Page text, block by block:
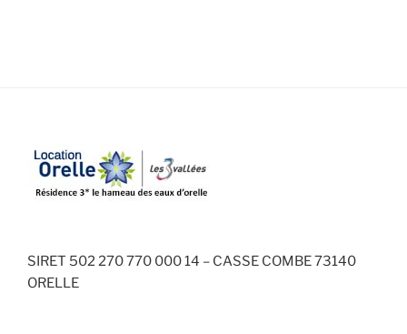
SIRET 502 270 770 000 14 – CASSE COMBE 73140
ORELLE